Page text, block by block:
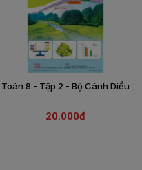
Toán 8 - Tập 2 - Bộ Cánh Diều
20.000đ